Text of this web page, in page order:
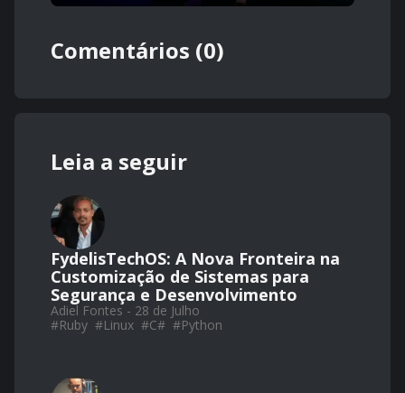
Comentários (0)
Leia a seguir
FydelisTechOS: A Nova Fronteira na
Customização de Sistemas para
Segurança e Desenvolvimento
Adiel Fontes - 28 de Julho
#Ruby #Linux #C# #Python